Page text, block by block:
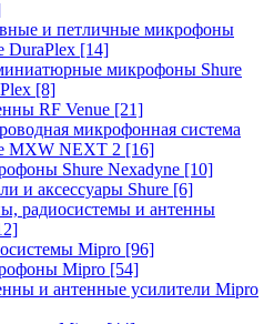
и петличные микрофоны
DuraPlex [14]
микрофоны Shure
[8]
RF Venue [21]
микрофонная система
MXW NEXT 2 [16]
Shure Nexadyne [10]
и аксессуары Shure [6]
радиосистемы и антенны
Mipro [96]
Mipro [54]
и антенные усилители Mipro